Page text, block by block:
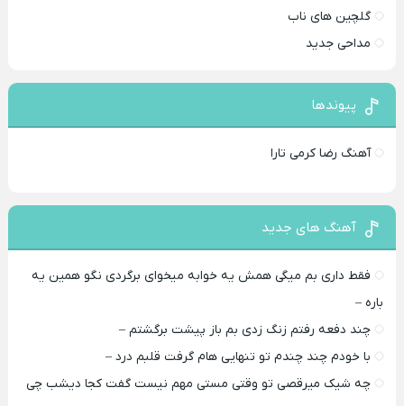
گلچین های ناب
مداحی جدید
پیوندها
آهنگ رضا کرمی تارا
آهنگ های جدید
فقط داری بم میگی همش یه خوابه میخوای برگردی نگو همین یه
باره –
چند دفعه رفتم زنگ زدی بم باز پیشت برگشتم –
با خودم چند چندم تو تنهایی هام گرفت قلبم درد –
چه شیک میرقصی تو وقتی مستی مهم نیست گفت کجا دیشب چی